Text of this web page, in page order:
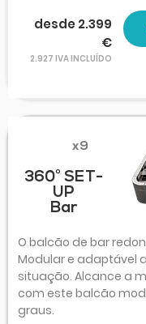
desde 2.399
€
2.927 IVA INCLUÍDO
x9
360° SET-
UP
Bar
O balcão de bar
Modular e adaptável
situação. Alcance a
com este balcão
graus.